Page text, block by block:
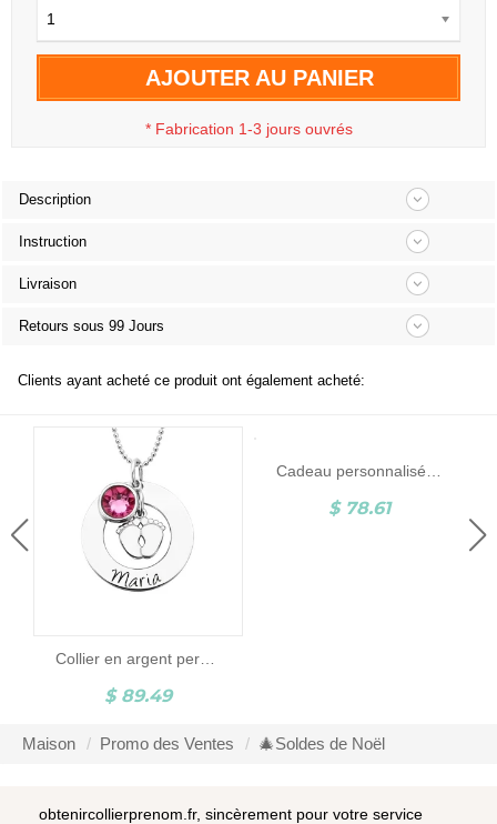
1
AJOUTER AU PANIER
* Fabrication 1-3 jours ouvrés
Description
Instruction
Livraison
Retours sous 99 Jours
Clients ayant acheté ce produit ont également acheté:
Collier en argent personnalisé prénom & pieds de bébé & pierre porte-bonheur
$ 89.49
$ 78.61
Maison Promo des Ventes 🎄Soldes de Noël
obtenircollierprenom.fr, sincèrement pour votre service